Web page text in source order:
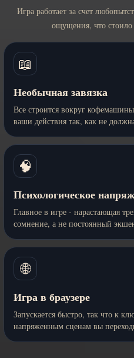
Игра работает за счет
ощущения, что стоило
📖
Необычная завязка
Все строится вокруг
ваши действия так, как не
🧠
Психологическое
Главное в игре - нарастающая
сомнение, а не постоянный
🌐
Игра в браузере
Запускается быстро, так что к
напряженным сценам вы